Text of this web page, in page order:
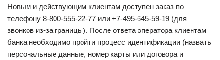
Новым и действующим клиентам доступен заказ по
телефону 8-800-555-22-77 или +7-495-645-59-19 (для
звонков из-за границы). После ответа оператора клиентам
банка необходимо пройти процесс идентификации (назвать
персональные данные, номер карты или договора и